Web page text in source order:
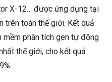
X-12… được ứng dụng tại
trên toàn thế giới. Kết quả
phân tích gen tự động
thế giới, cho kết quả